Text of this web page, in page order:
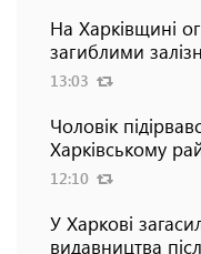
На Харківщині
загиблими
13:03
Чоловік
Харківському
12:10
У Харкові
видавництва